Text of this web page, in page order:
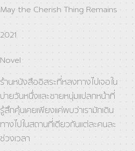
May the Cherish Thing Remains
2021
Novel
ร้านหนังสืออิสระที่หลงทางไปเจอใน
บ่ายวันหนึ่งและชายหนุ่มแปลกหน้าที่
รู้สึกคุ้นเคยเพียงแค่พบว่าเรามักเดิน
ทางไปในสถานที่เดียวกันแต่ละคนละ
ช่วงเวลา